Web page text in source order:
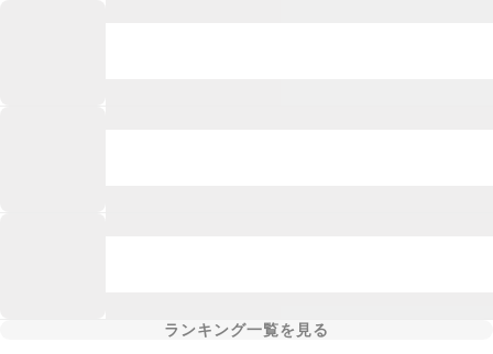
ランキング一覧を見る